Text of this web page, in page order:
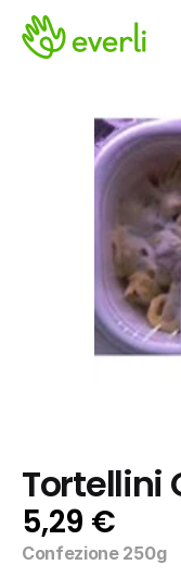
Tortellini
5,29 €
Confezione 250g